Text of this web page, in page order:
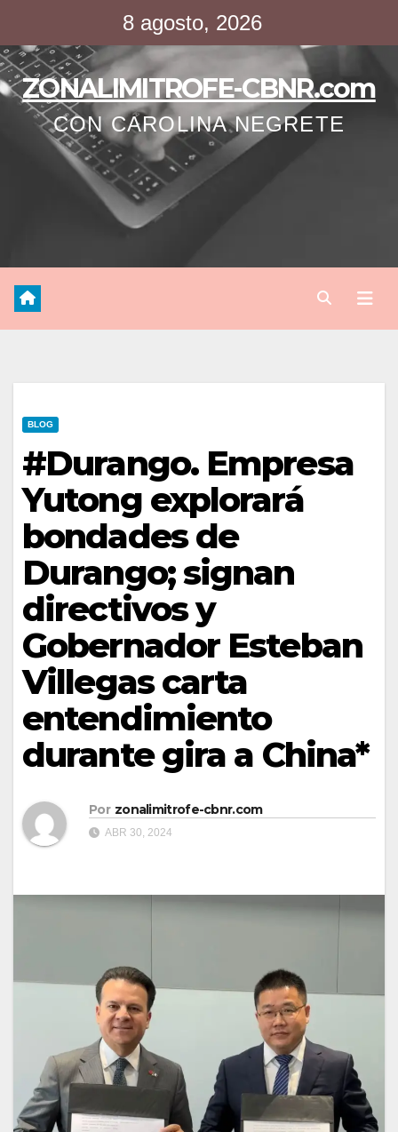
contenido
8 agosto, 2026
ZONALIMITROFE-CBNR.com
CON CAROLINA NEGRETE
BLOG
#Durango. Empresa
Yutong explorará
bondades de
Durango; signan
directivos y
Gobernador Esteban
Villegas carta
entendimiento
durante gira a China*
Por zonalimitrofe-cbnr.com
ABR 30, 2024